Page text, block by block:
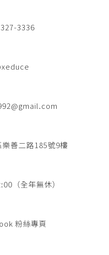
3336
善二路185號9樓
（全年無休）
粉絲專頁